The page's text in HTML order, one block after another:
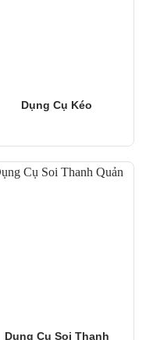
Dụng Cụ Kéo
Dụng Cụ Soi Thanh